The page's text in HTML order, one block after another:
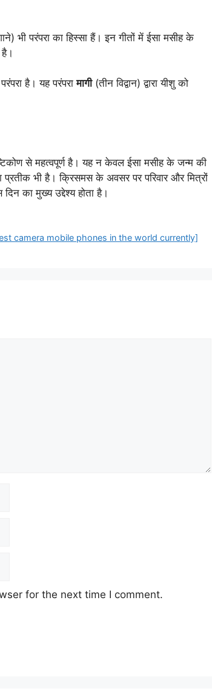
भी परंपरा का हिस्सा हैं। इन गीतों में ईसा मसीह के
है। यह परंपरामागी(तीन विद्वान) द्वारा यीशु को
से महत्वपूर्ण है। यह न केवल ईसा मसीह के जन्म की
भी है। क्रिसमस के अवसर पर परिवार और मित्रों
का मुख्य उद्देश्य होता है।
camera mobile phones in the world currently]
for the next time I comment.